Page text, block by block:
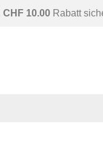
CHF 10.00 Rabatt